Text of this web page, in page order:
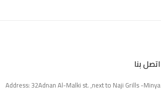
اتصل بنا
Address: 32Adnan Al-Malki st. ,next to Naji Grills -Minya